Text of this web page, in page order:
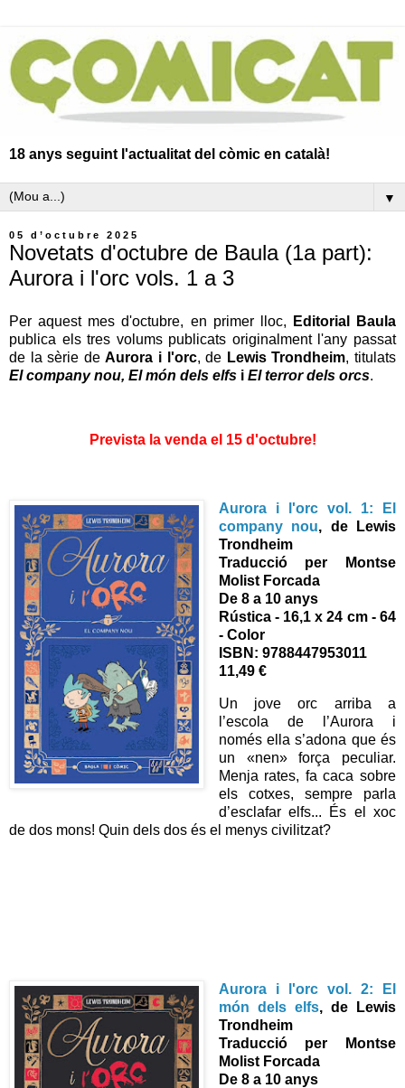
18 anys seguint l'actualitat del còmic en català!
▼
05 d’octubre 2025
Novetats d'octubre de Baula (1a part):
Aurora i l'orc vols. 1 a 3
Per aquest mes d'octubre, en primer lloc,
Editorial Baula
publica els tres volums publicats originalment l'any passat
de la sèrie deAurora i l'orc, de Lewis Trondheim, titulats
El company nou, El món dels elfs i El terror dels orcs.
Prevista la venda el 15 d'octubre!
Aurora i l'orc vol. 1: El
company nou, de Lewis
Trondheim
Traducció per Montse
Molist Forcada
De 8 a 10 anys
Rústica - 16,1 x 24 cm - 64
- Color
ISBN: 9788447953011
11,49 €
Un jove orc arriba a
l’escola de l’Aurora i
només ella s’adona que és
un «nen» força peculiar.
Menja rates, fa caca sobre
els cotxes, sempre parla
d’esclafar elfs... És el xoc
de dos mons! Quin dels dos és el menys civilitzat?
Aurora i l'orc vol. 2: El
món dels elfs, de Lewis
Trondheim
Traducció per Montse
Molist Forcada
De 8 a 10 anys